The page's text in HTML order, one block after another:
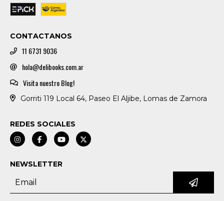
CONTACTANOS
11 6731 9036
hola@delibooks.com.ar
Visita nuestro Blog!
Gorriti 119 Local 64, Paseo El Aljibe, Lomas de Zamora
REDES SOCIALES
NEWSLETTER